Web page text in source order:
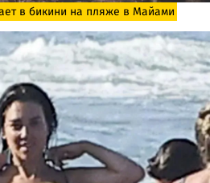
в бикини на пляже в Майами